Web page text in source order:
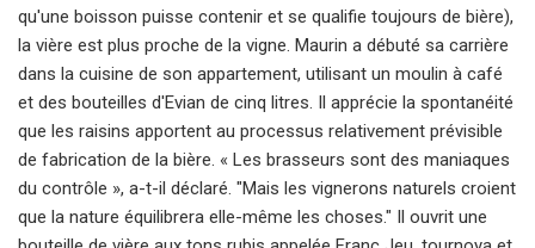
qu'une boisson puisse contenir et se qualifie toujours de bière),
la vière est plus proche de la vigne. Maurin a débuté sa carrière
dans la cuisine de son appartement, utilisant un moulin à café
et des bouteilles d'Evian de cinq litres. Il apprécie la spontanéité
que les raisins apportent au processus relativement prévisible
de fabrication de la bière. « Les brasseurs sont des maniaques
du contrôle », a-t-il déclaré. "Mais les vignerons naturels croient
que la nature équilibrera elle-même les choses." Il ouvrit une